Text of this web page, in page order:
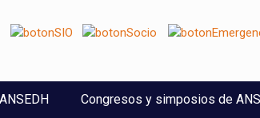
Congresos y simposios de